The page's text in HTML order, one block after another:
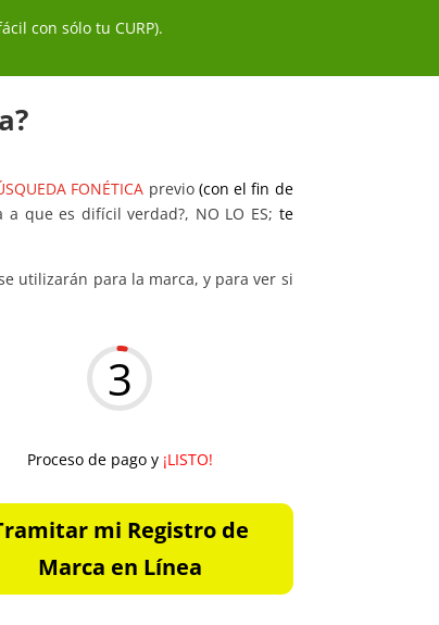
con sólo tu CURP).
FONÉTICA previo (con el fin de
a que es difícil verdad?, NO LO ES; te
utilizarán para la marca, y para ver si
3
Proceso de pago y ¡LISTO!
mi Registro de
Marca en Línea